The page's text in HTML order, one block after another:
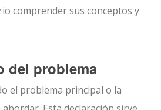
comprender sus conceptos y
del problema
el problema principal o la